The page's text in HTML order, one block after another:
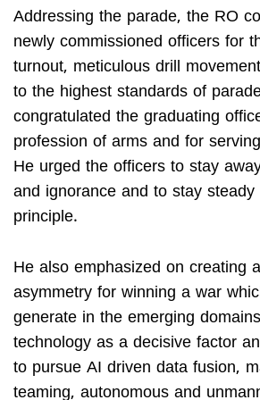
Addressing the parade, the RO
newly commissioned officers for
turnout, meticulous drill
to the highest standards of
congratulated the graduating
profession of arms and for
He urged the officers to stay
and ignorance and to stay
principle.
He also emphasized on creating
asymmetry for winning a war
generate in the emerging
technology as a decisive factor
to pursue AI driven data fusion,
teaming, autonomous and